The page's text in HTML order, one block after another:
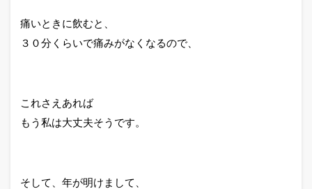
痛いときに飲むと、
３０分くらいで痛みがなくなるので、
これさえあれば
もう私は大丈夫そうです。
そして、年が明けまして、